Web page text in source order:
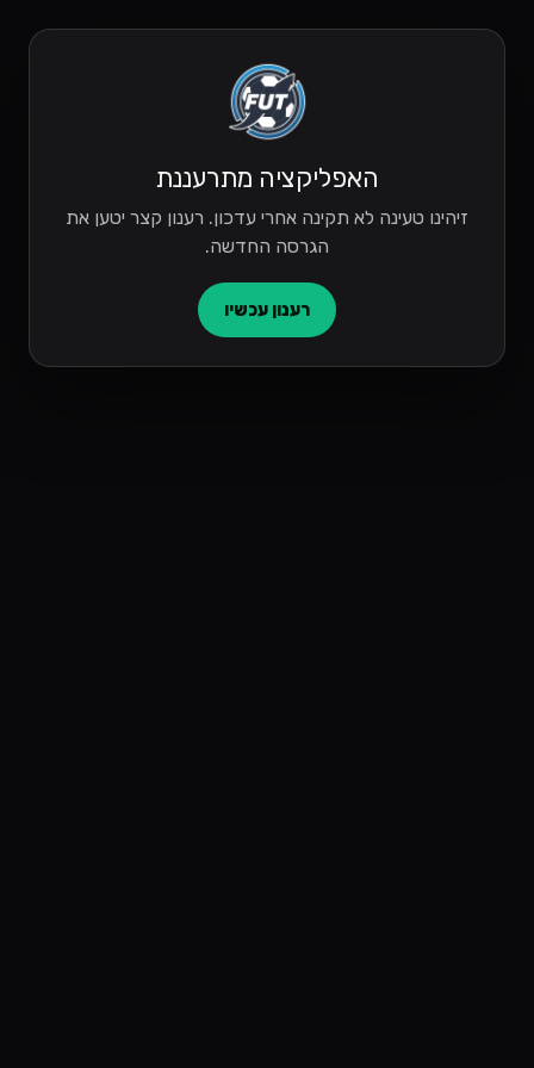
האפליקציה מתרעננת
זיהינו טעינה לא תקינה אחרי עדכון. רענון קצר יטען את
הגרסה החדשה.
רענון עכשיו